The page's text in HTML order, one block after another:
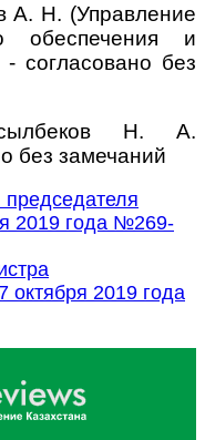
А. Н. (Управление
обеспечения и
- cогласовано без
Н. А.
без замечаний
2019 года №269-
октября 2019 года